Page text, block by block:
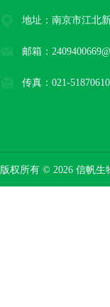
地址：南京市江北
邮箱：
传真：021-51870610
版权所有 © 2026 信帆生